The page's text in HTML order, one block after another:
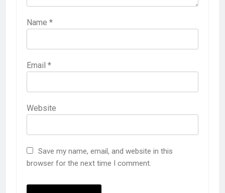
Name *
Email *
Website
Save my name, email, and website in this
browser for the next time I comment.